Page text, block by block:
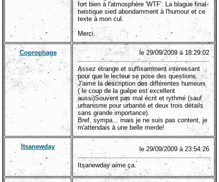
fort bien à l'atmosphère 'WTF'. La blague final-
twistique sied abondamment à l'humour et ce
texte à mon cul.
Merci.
Coprophage le 29/09/2009 à 18:29:02
Assez étrange et suffisamment intéressant
pour que le lecteur se pose des questions.
J'aime la description des différentes humeurs
( le coup de la guêpe est excellent
aussi)Souvent pas mal écrit et rythmé (sauf
urbanisme pour urbanité et deux trois détails
sans grande importance).
Bref, sympa... mais je ne suis pas content, je
m'attendais à une belle merde!
Itsanewday le 29/09/2009 à 23:54:26
Itsanewday aime ça.